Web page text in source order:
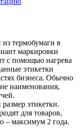
термобумаги в
маркировки
с помощью нагрева
этикетки
бизнеса. Обычно
наименования,
этикетки.
для товаров,
– максимум 2 года.